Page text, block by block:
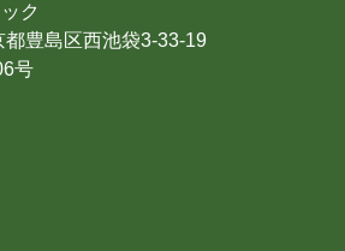
ク
豊島区西池袋3-33-19
号